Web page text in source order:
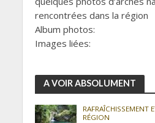
rencontrées dans la région
Album photos:
Images liées:
A VOIR ABSOLUMENT
RAFRAÎCHISSEMENT
RÉGION